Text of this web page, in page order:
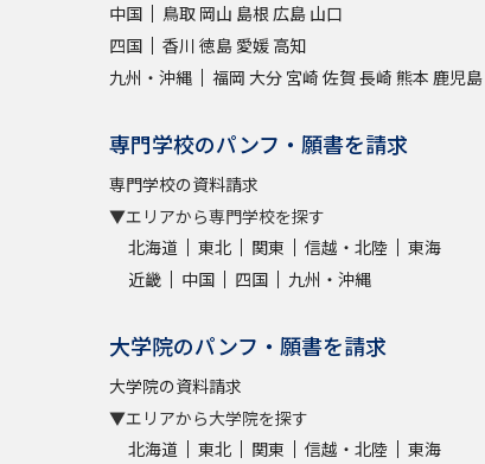
中国
鳥取 岡山 島根 広島 山口
四国
香川 徳島 愛媛 高知
九州・沖縄
福岡 大分 宮崎 佐賀 長崎 熊本 鹿児島
専門学校のパンフ・願書を請求
専門学校の資料請求
▼エリアから専門学校を探す
北海道
東北 関東 信越・北陸
東海
近畿
中国 四国 九州・沖縄
大学院のパンフ・願書を請求
大学院の資料請求
▼エリアから大学院を探す
北海道
東北 関東 信越・北陸
東海